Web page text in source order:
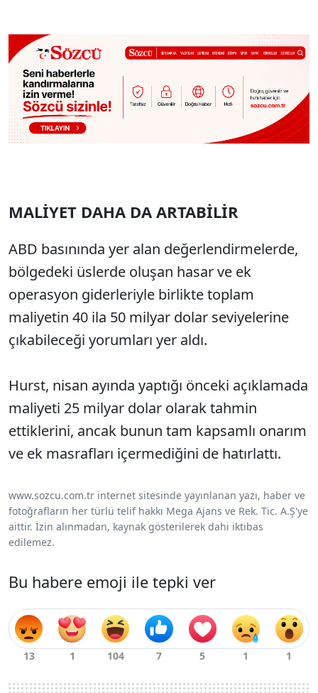
MALİYET DAHA DA ARTABİLİR
ABD basınında yer alan değerlendirmelerde,
bölgedeki üslerde oluşan hasar ve ek
operasyon giderleriyle birlikte toplam
maliyetin 40 ila 50 milyar dolar seviyelerine
çıkabileceği yorumları yer aldı.
Hurst, nisan ayında yaptığı önceki açıklamada
maliyeti 25 milyar dolar olarak tahmin
ettiklerini, ancak bunun tam kapsamlı onarım
ve ek masrafları içermediğini de hatırlattı.
www.sozcu.com.tr internet sitesinde yayınlanan yazı, haber ve
fotoğrafların her türlü telif hakkı Mega Ajans ve Rek. Tic. A.Ş'ye
aittir. İzin alınmadan, kaynak gösterilerek dahi iktibas
edilemez.
Bu habere emoji ile tepki ver